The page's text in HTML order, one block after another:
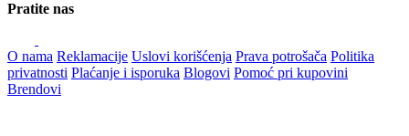
Pratite nas
O nama Reklamacije Uslovi korišćenja Prava potrošača Politika
privatnosti Plaćanje i isporuka Blogovi Pomoć pri kupovini
Brendovi